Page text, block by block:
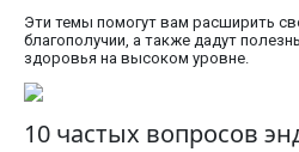
Эти темы помогут вам расширить
благополучии, а также дадут
здоровья на высоком уровне.
10 частых вопросов